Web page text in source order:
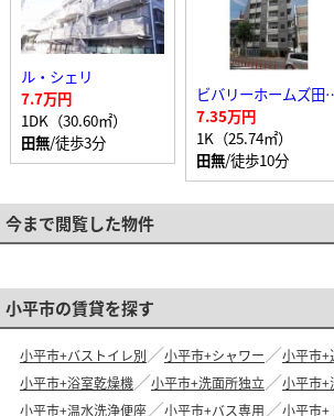
ル・シェリ
7.7万円
1DK（30.60㎡）
田無/徒歩3分
ビバリー
7.35万円
1K（25.74㎡）
田無/徒歩10分
今まで閲覧した物件
小平市の賃貸を探す
小平市+バストイレ別 小平市+シャワー
小平市+
小平市+浴室乾燥機
小平市+洗面所独立
小平市+
小平市+温水洗浄便座
小平市+バス専用
小平市+